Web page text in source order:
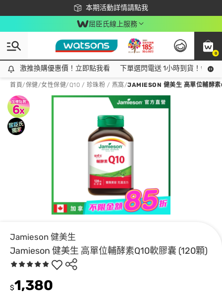
本期活動詳情請點我
下載app最高回饋$350
屈臣氏線上服務
0
激推換購優惠價！立即點我看
激推換購優惠價！立即點我看 下單選閃電送 1小時到貨！領神
首頁/保健/女性保健/Q10 / 珍珠粉 / 燕窩/JAMIESON 健美生 高單位輔酵
Jamieson 健美生
Jamieson 健美生 高單位輔酵素Q10軟膠囊 (120顆)
$1,380